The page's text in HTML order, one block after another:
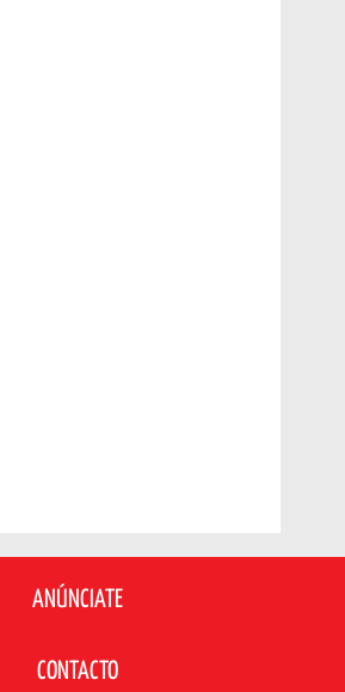
ANÚNCIATE
CONTACTO